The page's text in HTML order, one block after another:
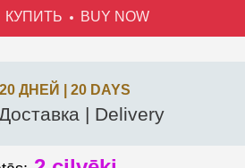
КУПИТЬ BUY NOW
ДНЕЙ | 20 DAYS
| Delivery